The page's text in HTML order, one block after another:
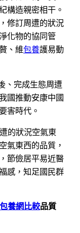
構造親密相干。
修訂周遭的狀況
化物的協同管
、維包養護易動
、完成生態周遭
國推動安康中國
害時代。
的狀況空氣東
氣東西的品質，
節儉居平易近醫
感，知足國民群
養網比較品質